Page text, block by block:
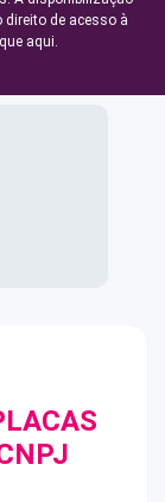
de acesso à
aqui.